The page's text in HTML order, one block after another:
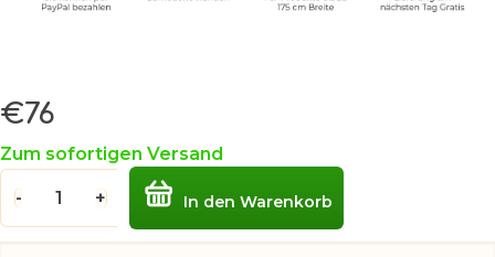
€76
Zum sofortigen Versand
In den Warenkorb